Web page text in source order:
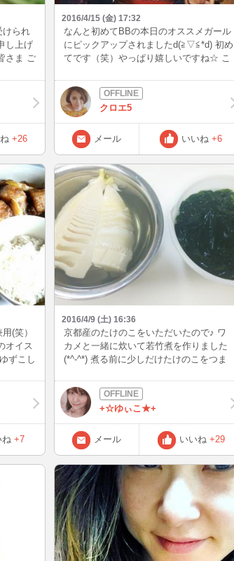
けられ
し上げ
さま ご
れ以上
日通
たい
+26
2016/4/15 (金) 17:32
なんと初めてBBの本日のオススメガール
にピックアップされましたd(≧▽≦*d) 初め
てです（笑）やっぱり嬉しいですね☆ こ
ありがとうございますℓσνє♡ 今日は夜中
の2時までイン予定ですので遊びに来てく
ださいね.｡ﾟ+.(･∀･)ﾟ+.ﾟ
クロエ5
メール いいね +6
(笑）
オイス
ずこし
9時
ね +7
2016/4/9 (土) 16:36
京都産のたけのこをいただいたので♪ ワ
カメと一緒に炊いて若竹煮を作りました
(*^-^*) 煮る前に少しだけたけのこをつま
カメも新物が出ていたので、そちらを使
って コトコトしました～ 皆さんはどのよ
うにたけのこを料理するのが好きです
か？
+☆ゆぃこ★+
メール いいね +29